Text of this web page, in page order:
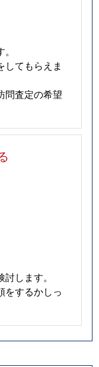
してもらえま
問査定の希望
します。
をするかしっ